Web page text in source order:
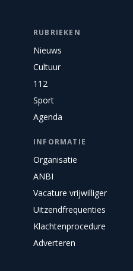
RUBRIEKEN
Nieuws
Cultuur
112
Sport
Agenda
INFORMATIE
Organisatie
ANBI
Vacature vrijwilliger
Uitzendfrequenties
Klachtenprocedure
Adverteren